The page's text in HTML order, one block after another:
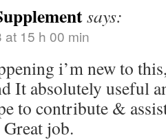
says:
at 15 h 00 min
i’m new to
It absolutely useful
to contribute &
job.